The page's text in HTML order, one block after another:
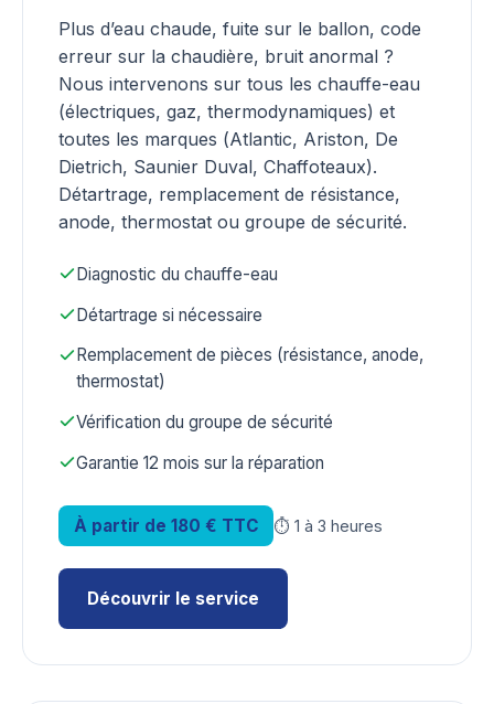
Plus d’eau chaude, fuite sur le ballon, code
erreur sur la chaudière, bruit anormal ?
Nous intervenons sur tous les chauffe-eau
(électriques, gaz, thermodynamiques) et
toutes les marques (Atlantic, Ariston, De
Dietrich, Saunier Duval, Chaffoteaux).
Détartrage, remplacement de résistance,
anode, thermostat ou groupe de sécurité.
Diagnostic du chauffe-eau
Détartrage si nécessaire
Remplacement de pièces (résistance, anode,
thermostat)
Vérification du groupe de sécurité
Garantie 12 mois sur la réparation
À partir de 180 € TTC ⏱ 1 à 3 heures
Découvrir le service